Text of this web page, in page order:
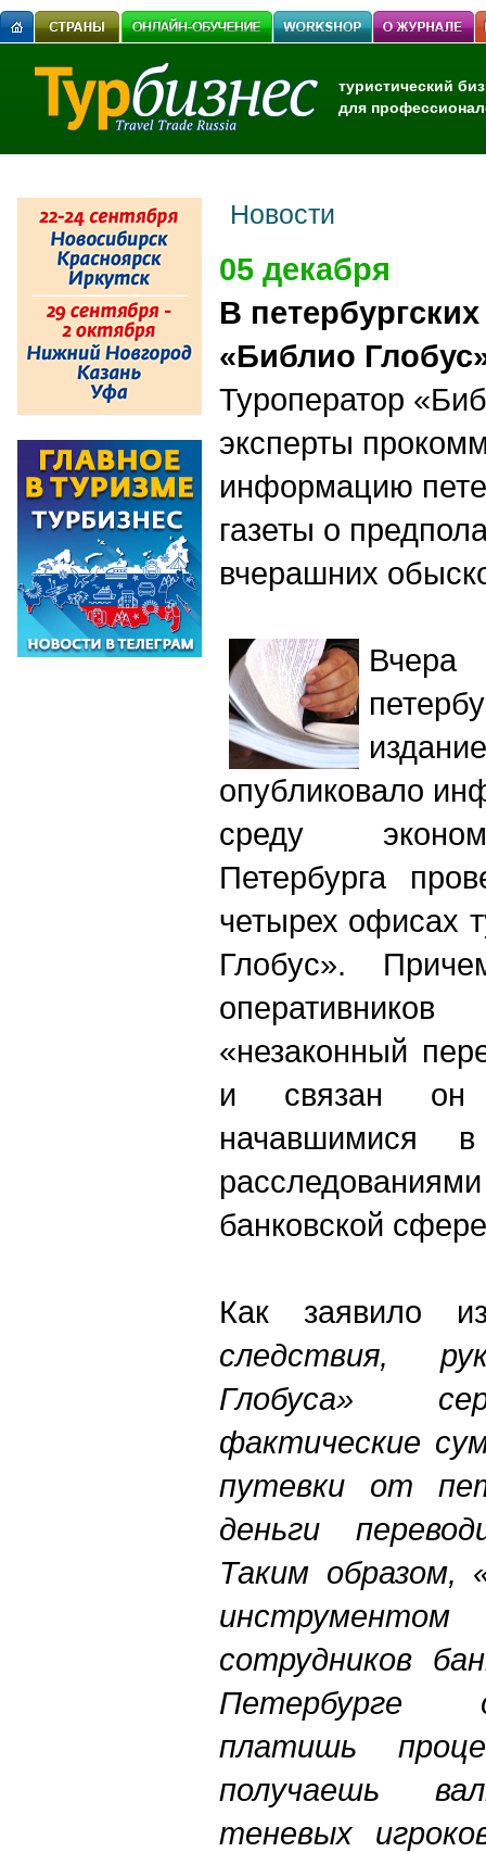
туристический
для
Новости
05 декабря
В
«Библио
Туроператор
эксперты
информацию
газеты о
вчерашних
опубликовало
среду
Петербурга
четырех офисах
Глобус».
«незаконный
и связан
начавшимися
банковской
Как заявило
следствия,
Глобуса»
фактические
путевки от
деньги
Таким образом,
сотрудников
Петербурге
платишь
получаешь
теневых